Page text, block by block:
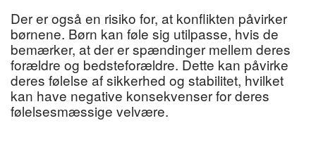
Der er også en risiko for, at konflikten påvirker
børnene. Børn kan føle sig utilpasse, hvis de
bemærker, at der er spændinger mellem deres
forældre og bedsteforældre. Dette kan påvirke
deres følelse af sikkerhed og stabilitet, hvilket
kan have negative konsekvenser for deres
følelsesmæssige velvære.